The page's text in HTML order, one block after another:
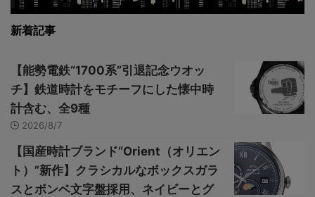
新着記事
【能勢電鉄“1700系”引退記念ウオッ
チ】鉄道時計をモチーフにした懐中時
計含む、全9種
2026/8/7
【国産時計ブランド“Orient（オリエン
ト）”新作】クラシカルなボックスガラ
スとボンベ文字盤採用、ネイビーとグ